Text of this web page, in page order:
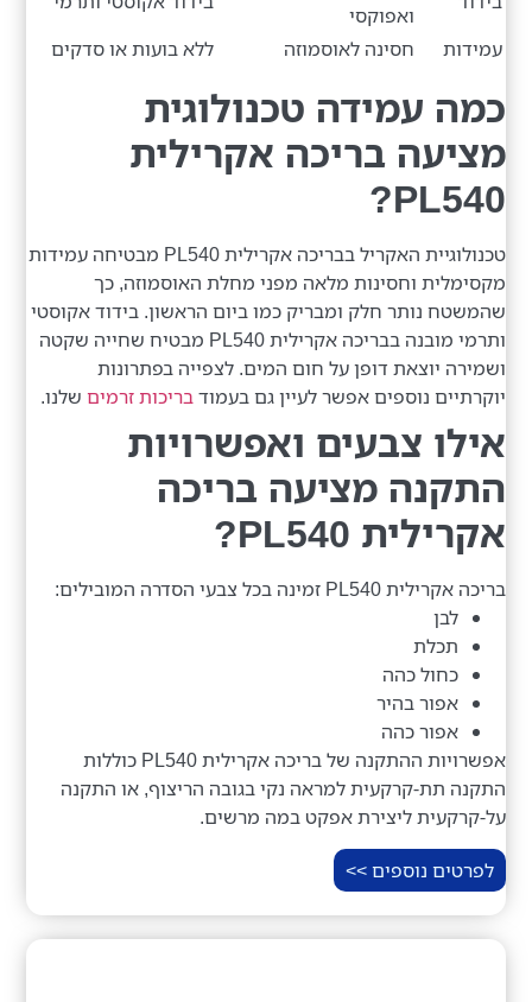
ואפוקסי
עמידות
חסינה לאוסמוזה ללא בועות או סדקים
כמה עמידה טכנולוגית
מציעה בריכה אקרילית
PL540?
טכנולוגיית האקריל בבריכה אקרילית PL540 מבטיחה עמידות
מקסימלית וחסינות מלאה מפני מחלת האוסמוזה, כך
שהמשטח נותר חלק ומבריק כמו ביום הראשון. בידוד אקוסטי
ותרמי מובנה בבריכה אקרילית PL540 מבטיח שחייה שקטה
ושמירה יוצאת דופן על חום המים. לצפייה בפתרונות
יוקרתיים נוספים אפשר לעיין גם בעמודבריכות זרמים שלנו.
אילו צבעים ואפשרויות
התקנה מציעה בריכה
אקרילית PL540?
בריכה אקרילית PL540 זמינה בכל צבעי הסדרה המובילים:
לבן
תכלת
כחול כהה
אפור בהיר
אפור כהה
אפשרויות ההתקנה של בריכה אקרילית PL540 כוללות
התקנה תת-קרקעית למראה נקי בגובה הריצוף, או התקנה
על-קרקעית ליצירת אפקט במה מרשים.
לפרטים נוספים >>